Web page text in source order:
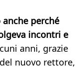
perché
incontri e
anni, grazie
nuovo rettore,